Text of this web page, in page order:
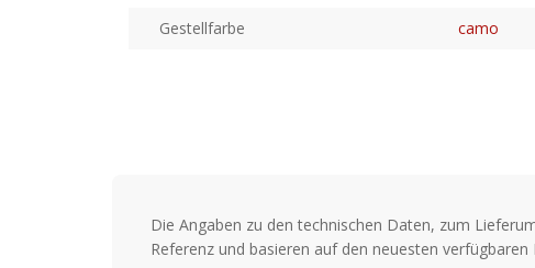
Gestellfarbe
camo
Die Angaben zu den technischen Daten, zum
Referenz und basieren auf den neuesten